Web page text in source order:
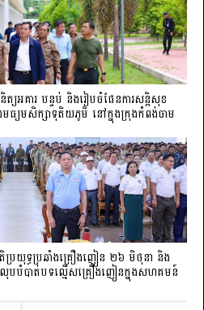
យអគារ បន្ទប់ និងរៀបចំផែនការសន្តិសុខ
ធ្យមសិក្សាទុតិយភូមិ នៅក្នុងក្រុងកំពង់ចាម
ជាតិប្រយុទ្ធប្រឆាំងគ្រឿងញៀន ២៦ មិថុនា និង
បំបាត់បទល្មើសគ្រឿងញៀនក្នុងសហគមន៍